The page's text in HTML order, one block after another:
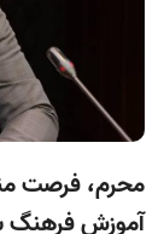
محرم، فرصت
آموزش